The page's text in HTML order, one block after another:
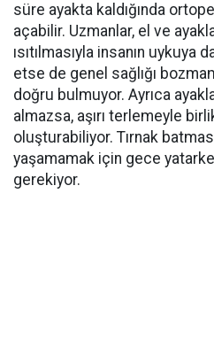
süre ayakta kaldığında
açabilir. Uzmanlar, el ve
ısıtılmasıyla insanın uykuya
etse de genel sağlığı
doğru bulmuyor. Ayrıca
almazsa, aşırı terlemeyle
oluşturabiliyor. Tırnak
yaşamamak için gece
gerekiyor.